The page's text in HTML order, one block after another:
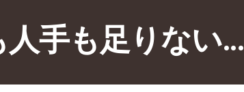
人手も足りない…